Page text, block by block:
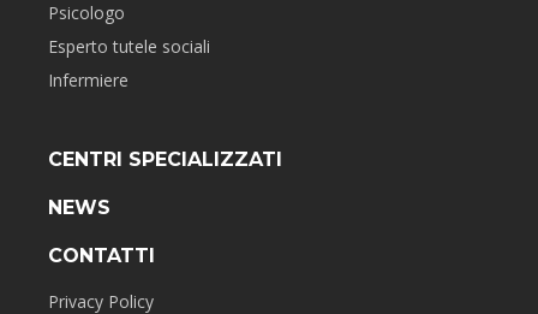
Psicologo
Esperto tutele sociali
Infermiere
CENTRI SPECIALIZZATI
NEWS
CONTATTI
Privacy Policy